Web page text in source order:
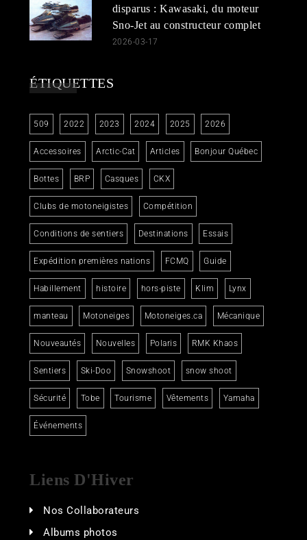
disparus : Kawasaki, du moteur
Sno-Jet au constructeur complet
2026-03-17
ÉTIQUETTES
509 2022 2023 2024 2025 2026
Accessoires Arctic-Cat Articles Bonjour Québec
Bottes BRP Casques CKX
Clubs de motoneigistes Compétition
Conditions de sentiers Destinations Essais
Expédition premières nations FCMQ Guide
Habillement histoire hors-piste Klim Lynx
manteau Motoneiges Motoneiges.ca Mécanique
Nouveautés Nouvelles Polaris RMK Khaos
Sentiers Ski-Doo Snowshoot snow shoot
Sécurité Tobe Tourisme Vêtements Yamaha
Événements
Liens D'Hiver
Nos Collaborateurs
Albums photos